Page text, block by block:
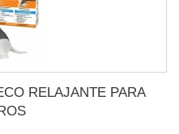
RELAJANTE PARA